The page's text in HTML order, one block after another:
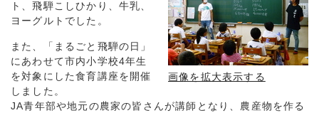
画像を拡大表示する
ト、飛騨こしひかり、牛乳、
ヨーグルトでした。
また、「まるごと飛騨の日」
にあわせて市内小学校4年生
を対象にした食育講座を開催
しました。
JA青年部や地元の農家の皆さんが講師となり、農産物を作る